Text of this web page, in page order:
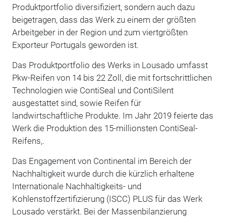
Produktportfolio diversifiziert, sondern auch dazu
beigetragen, dass das Werk zu einem der größten
Arbeitgeber in der Region und zum viertgrößten
Exporteur Portugals geworden ist.
Das Produktportfolio des Werks in Lousado umfasst
Pkw-Reifen von 14 bis 22 Zoll, die mit fortschrittlichen
Technologien wie ContiSeal und ContiSilent
ausgestattet sind, sowie Reifen für
landwirtschaftliche Produkte. Im Jahr 2019 feierte das
Werk die Produktion des 15-millionsten ContiSeal-
Reifens,.
Das Engagement von Continental im Bereich der
Nachhaltigkeit wurde durch die kürzlich erhaltene
Internationale Nachhaltigkeits- und
Kohlenstoffzertifizierung (ISCC) PLUS für das Werk
Lousado verstärkt. Bei der Massenbilanzierung